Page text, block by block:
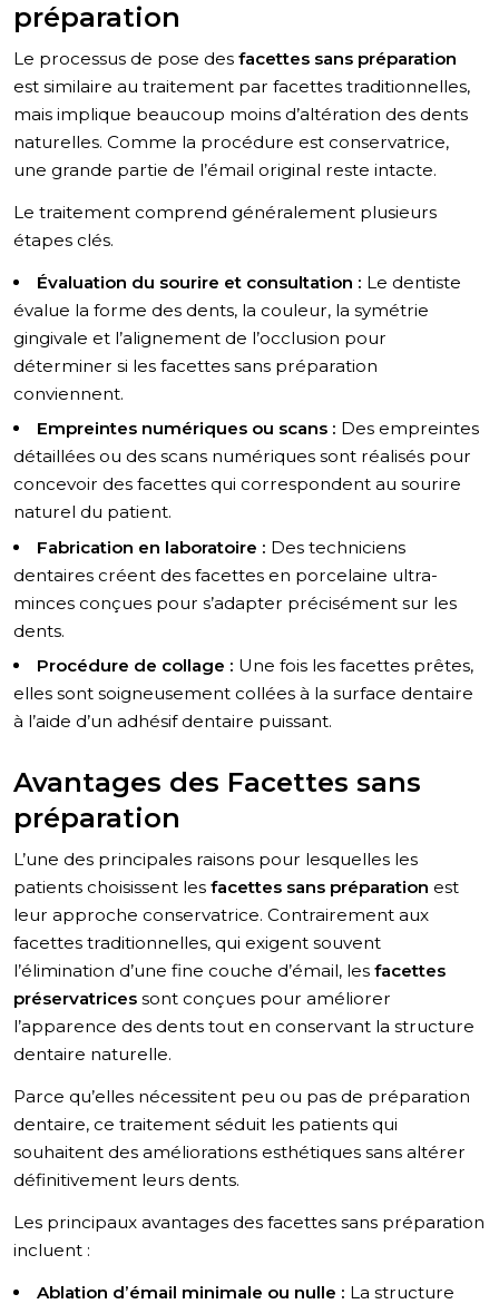
préparation
Le processus de pose des facettes sans préparation
est similaire au traitement par facettes traditionnelles,
mais implique beaucoup moins d’altération des dents
naturelles. Comme la procédure est conservatrice,
une grande partie de l’émail original reste intacte.
Le traitement comprend généralement plusieurs
étapes clés.
Évaluation du sourire et consultation : Le dentiste
évalue la forme des dents, la couleur, la symétrie
gingivale et l’alignement de l’occlusion pour
déterminer si les facettes sans préparation
conviennent.
Empreintes numériques ou scans : Des empreintes
détaillées ou des scans numériques sont réalisés pour
concevoir des facettes qui correspondent au sourire
naturel du patient.
Fabrication en laboratoire : Des techniciens
dentaires créent des facettes en porcelaine ultra-
minces conçues pour s’adapter précisément sur les
dents.
Procédure de collage : Une fois les facettes prêtes,
elles sont soigneusement collées à la surface dentaire
à l’aide d’un adhésif dentaire puissant.
Avantages des Facettes sans
préparation
L’une des principales raisons pour lesquelles les
patients choisissent les facettes sans préparation est
leur approche conservatrice. Contrairement aux
facettes traditionnelles, qui exigent souvent
l’élimination d’une fine couche d’émail, les facettes
préservatrices sont conçues pour améliorer
l’apparence des dents tout en conservant la structure
dentaire naturelle.
Parce qu’elles nécessitent peu ou pas de préparation
dentaire, ce traitement séduit les patients qui
souhaitent des améliorations esthétiques sans altérer
définitivement leurs dents.
Les principaux avantages des facettes sans préparation
incluent :
Ablation d’émail minimale ou nulle : La structure